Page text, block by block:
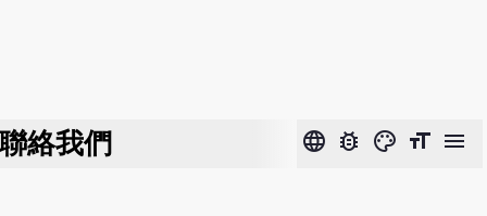
絡我們 language bug_report color_lens format_size menu